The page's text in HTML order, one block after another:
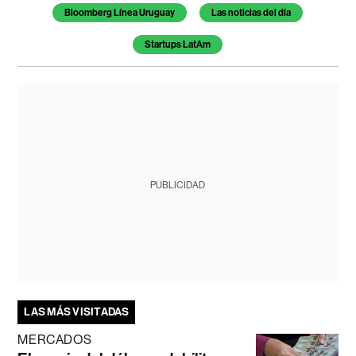
Bloomberg Línea Uruguay Las noticias del día
Startups LatAm
PUBLICIDAD
LAS MÁS VISITADAS
MERCADOS